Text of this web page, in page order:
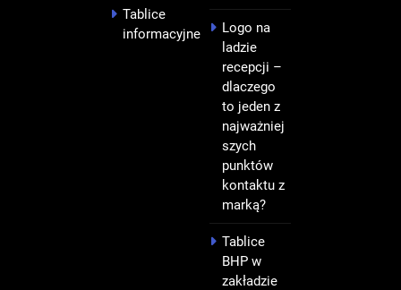
Tablice
informacyjne
Logo na
ladzie
recepcji –
dlaczego
to jeden z
najważniej
szych
punktów
kontaktu z
marką?
Tablice
BHP w
zakładzie